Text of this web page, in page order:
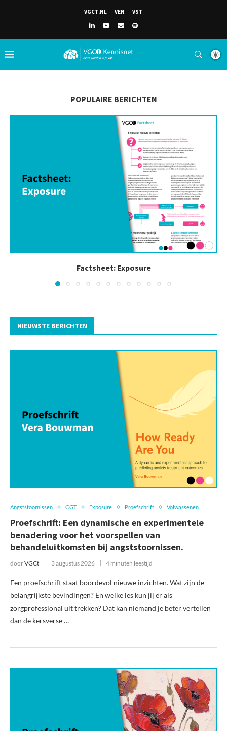
VGCT.NL VEN VST
POPULAIRE BERICHTEN
Factsheet: Exposure
NIEUWSTE BERICHTEN
Angststoornissen CGT Exposure Proefschrift Volwassenen
Proefschrift: Een dynamische en experimentele
benadering voor het voorspellen van
behandeluitkomsten bij angststoornissen.
doorVGCt 3 augustus 2026 4 minuten leestijd
Een proefschrift staat boordevol nieuwe inzichten. Wat zijn de
belangrijkste bevindingen? En welke les kun jij er als
zorgprofessional uit trekken? Dat kan niemand je beter vertellen
dan de kersverse …